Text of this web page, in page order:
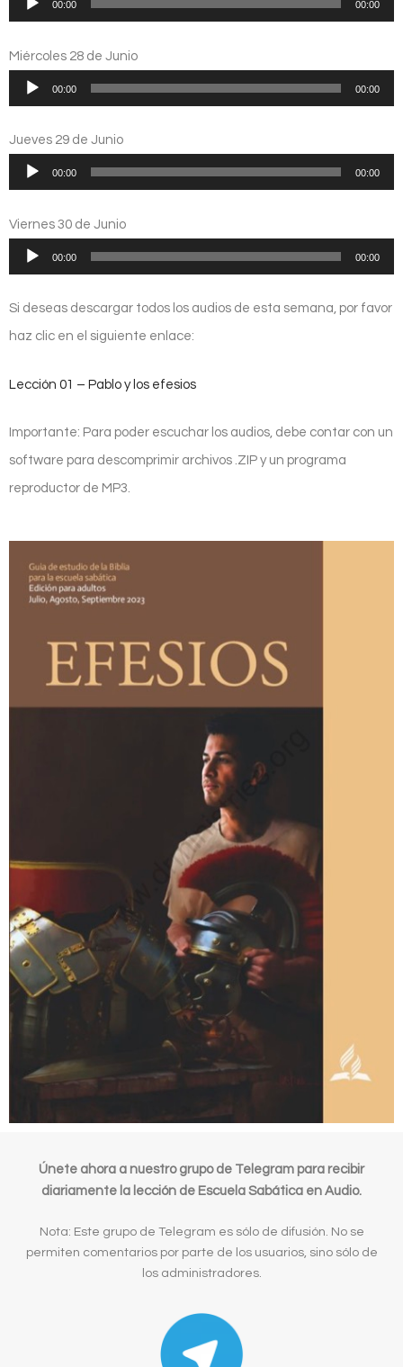
audio
00:00 00:00
Miércoles 28 de Junio
Reproductor
audio
00:00 00:00
Jueves 29 de Junio
Reproductor
audio
00:00 00:00
Viernes 30 de Junio
Reproductor
audio
00:00 00:00
Si deseas descargar todos los audios de esta semana, por favor
haz clic en el siguiente enlace:
Lección 01 – Pablo y los efesios
Importante: Para poder escuchar los audios, debe contar con un
software para descomprimir archivos .ZIP y un programa
reproductor de MP3.
Únete ahora a nuestro grupo de Telegram para recibir
diariamente la lección de Escuela Sabática en Audio.
Nota: Este grupo de Telegram es sólo de difusión. No se
permiten comentarios por parte de los usuarios, sino sólo de
los administradores.